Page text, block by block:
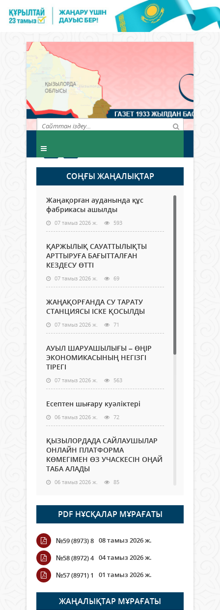
СОҢҒЫ ЖАҢАЛЫҚТАР
Жаңақорған ауданында құс
фабрикасы ашылды
07 тамыз 2026 ж. 593
ҚАРЖЫЛЫҚ САУАТТЫЛЫҚТЫ
АРТТЫРУҒА БАҒЫТТАЛҒАН
КЕЗДЕСУ ӨТТІ
07 тамыз 2026 ж. 69
ЖАҢАҚОРҒАНДА СУ ТАРАТУ
СТАНЦИЯСЫ ІСКЕ ҚОСЫЛДЫ
07 тамыз 2026 ж. 71
АУЫЛ ШАРУАШЫЛЫҒЫ – ӨҢІР
ЭКОНОМИКАСЫНЫҢ НЕГІЗГІ
ТІРЕГІ
07 тамыз 2026 ж. 563
Есептен шығару куәліктері
06 тамыз 2026 ж. 72
ҚЫЗЫЛОРДАДА САЙЛАУШЫЛАР
ОНЛАЙН ПЛАТФОРМА
КӨМЕГІМЕН ӨЗ УЧАСКЕСІН ОҢАЙ
ТАБА АЛАДЫ
06 тамыз 2026 ж. 85
Open Air: Қызылорда облысы
полиция департаменті 20
мыңнан астам көрерменнің
қауіпсіздігін қамтамасыз етті
06 тамыз 2026 ж.
Wi-Fi ҚАБЫРҒА АРҚЫЛЫ ҚАЛАЙ
ӨТЕДІ?
06 тамыз 2026 ж. 263
PDF НҰСҚАЛАР МҰРАҒАТЫ
№59 (8973) 8 08 тамыз 2026 ж.
№58 (8972) 4 04 тамыз 2026 ж.
№57 (8971) 1
01 тамыз 2026 ж.
ЖАҢАЛЫҚТАР МҰРАҒАТЫ